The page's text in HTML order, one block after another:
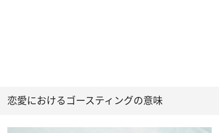
恋愛におけるゴースティングの意味